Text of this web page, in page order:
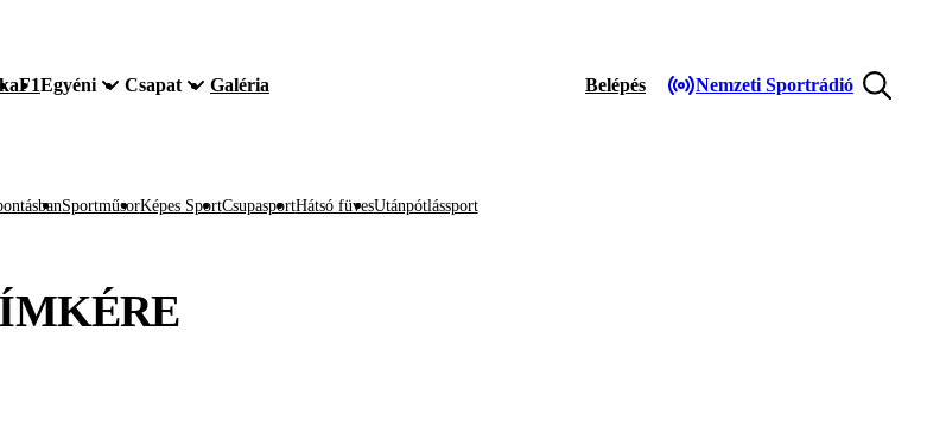
F1Egyéni Csapat Galéria Belépés Nemzeti Sportrádió
SportműsorKépes SportCsupasportHátsó füvesUtánpótlássport